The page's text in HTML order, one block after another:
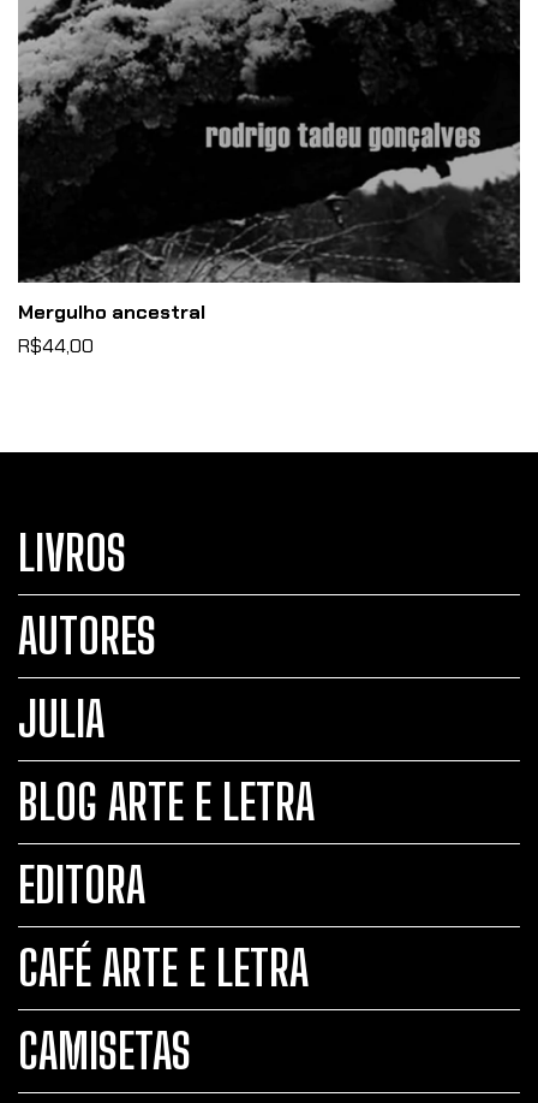
Mergulho ancestral
R$44,00
LIVROS
AUTORES
JULIA
BLOG ARTE E LETRA
EDITORA
CAFÉ ARTE E LETRA
CAMISETAS